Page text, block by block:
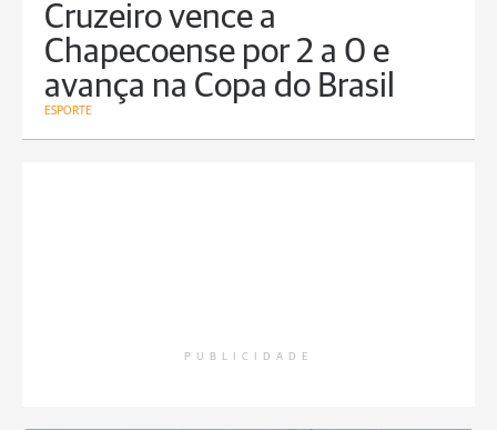
Cruzeiro vence a
Chapecoense por 2 a 0 e
avança na Copa do Brasil
ESPORTE
PUBLICIDADE